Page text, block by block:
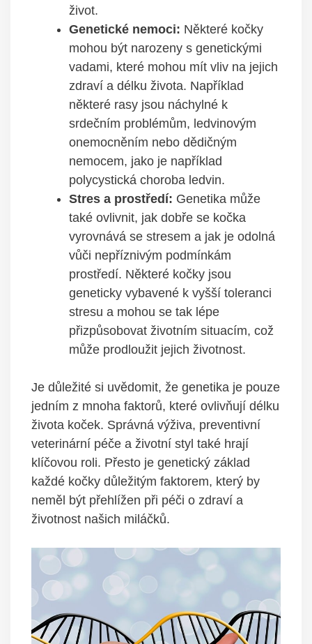
život.
Genetické nemoci: Některé kočky
mohou být narozeny s genetickými
vadami, které mohou mít vliv na jejich
zdraví a délku života. Například
některé rasy jsou náchylné k
srdečním problémům, ledvinovým
onemocněním nebo dědičným
nemocem, jako je například
polycystická choroba ledvin.
Stres a prostředí: Genetika může
také ovlivnit, jak dobře se kočka
vyrovnává se stresem a jak je odolná
vůči nepříznivým podmínkám
prostředí. Některé kočky jsou
geneticky vybavené k vyšší toleranci
stresu a mohou se tak lépe
přizpůsobovat životním situacím, což
může prodloužit jejich životnost.
Je důležité si uvědomit, že genetika je pouze
jedním z mnoha faktorů, které ovlivňují délku
života koček. Správná výživa, preventivní
veterinární péče a životní styl také hrají
klíčovou roli. Přesto je genetický základ
každé kočky důležitým faktorem, který by
neměl být přehlížen při péči o zdraví a
životnost našich miláčků.